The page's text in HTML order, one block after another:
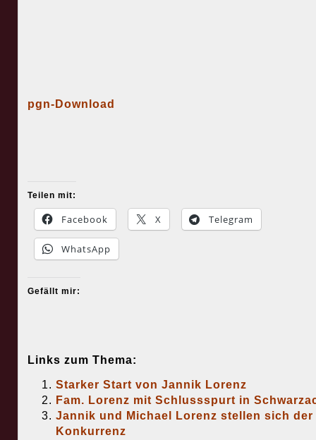
pgn-Download
Teilen mit:
Facebook X Telegram
WhatsApp
Gefällt mir:
Links zum Thema:
Starker Start von Jannik Lorenz
Fam. Lorenz mit Schlussspurt in
Jannik und Michael Lorenz stellen sich der
Konkurrenz